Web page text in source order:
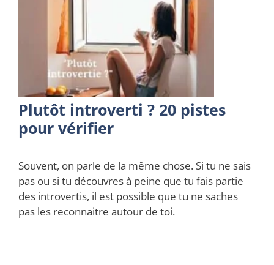
Plutôt introverti ? 20 pistes
pour vérifier
Souvent, on parle de la même chose. Si tu ne sais
pas ou si tu découvres à peine que tu fais partie
des introvertis, il est possible que tu ne saches
pas les reconnaitre autour de toi.